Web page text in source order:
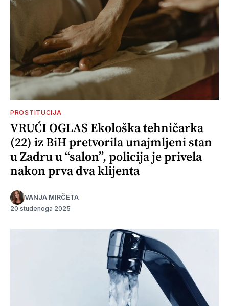
PROSTITUCIJA
VRUĆI OGLAS Ekološka tehničarka
(22) iz BiH pretvorila unajmljeni stan
u Zadru u “salon”, policija je privela
nakon prva dva klijenta
VANJA MIRČETA
20 studenoga 2025